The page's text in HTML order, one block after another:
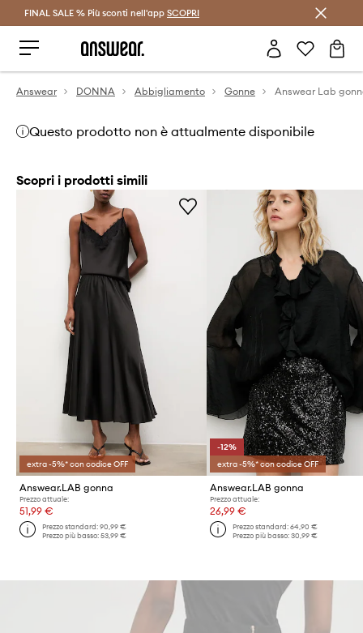
Risparmia con Answear Club >
FINAL SALE % Più sconti nell'app SCOPRI
Answear DONNA Abbigliamento Gonne Answear Lab
Questo prodotto non è attualmente disponibile
Scopri i prodotti simili
extra -5%* con codice OFF
Answear.LAB gonna
Prezzo attuale:
51,99 €
Prezzo standard:90,99 €
Prezzo più basso:53,99 €
-12%
extra -5%* con codice OFF
Answear.LAB gonna
Prezzo attuale:
26,99 €
Prezzo standard: 64,90 €
Prezzo più basso: 30,99 €